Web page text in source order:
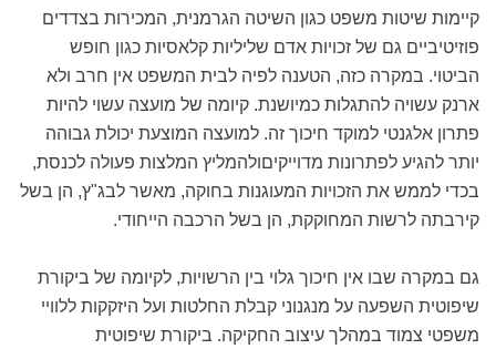
קיימות שיטות משפט כגון השיטה הגרמנית, המכירות בצדדים
פוזיטיביים גם של זכויות אדם שליליות קלאסיות כגון חופש
הביטוי. במקרה כזה, הטענה לפיה לבית המשפט אין חרב ולא
ארנק עשויה להתגלות כמיושנת. קיומה של מועצה עשוי להיות
פתרון אלגנטי למוקד חיכוך זה. למועצה המוצעת יכולת גבוהה
יותר להגיע לפתרונות מדוייקיםולהמליץ המלצות פעולה לכנסת,
בכדי לממש את הזכויות המעוגנות בחוקה, מאשר לבג"ץ, הן בשל
קירבתה לרשות המחוקקת, הן בשל הרכבה הייחודי.
גם במקרה שבו אין חיכוך גלוי בין הרשויות, לקיומה של ביקורת
שיפוטית השפעה על מנגנוני קבלת החלטות ועל היזקקות ללוויי
משפטי צמוד במהלך עיצוב החקיקה. ביקורת שיפוטית